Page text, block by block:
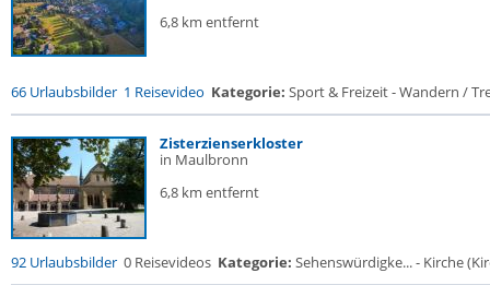
6,8 km entfernt
66 Urlaubsbilder 1 Reisevideo Kategorie: Sport & Freizeit - Wandern /
Zisterzienserkloster
in Maulbronn
6,8 km entfernt
92 Urlaubsbilder 0 Reisevideos Kategorie: Sehenswürdigke... - Kirche